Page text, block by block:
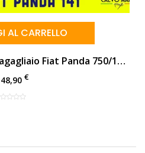
AL CARRELLO
Mensola Cappelliera Bagagliaio Fiat Panda 750/1000/4×4 (1986-2003) Con Tiranti Inclusi | Made In Italy
48,90 €